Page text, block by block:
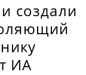
создали
ИА